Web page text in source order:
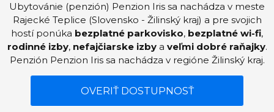
Ubytovánie (penzión) Penzion Iris sa nachádza v meste
Rajecké Teplice (Slovensko - Žilinský kraj) a pre svojich
hostí ponúka bezplatné parkovisko, bezplatné wi-fi,
rodinné izby, nefajčiarske izbya veľmi dobré raňajky.
Penzión Penzion Iris sa nachádza v regióne Žilinský kraj.
OVERIŤ DOSTUPNOSŤ